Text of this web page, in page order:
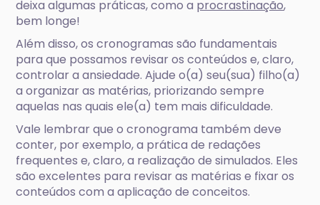
deixa algumas práticas, como a procrastinação,
bem longe!
Além disso, os cronogramas são fundamentais
para que possamos revisar os conteúdos e, claro,
controlar a ansiedade. Ajude o(a) seu(sua) filho(a)
a organizar as matérias, priorizando sempre
aquelas nas quais ele(a) tem mais dificuldade.
Vale lembrar que o cronograma também deve
conter, por exemplo, a prática de redações
frequentes e, claro, a realização de simulados. Eles
são excelentes para revisar as matérias e fixar os
conteúdos com a aplicação de conceitos.